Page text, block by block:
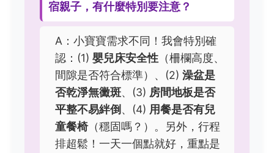
宿親子，有什麼特別要注意？
A：小寶寶需求不同！我會特別確
認：(1) 嬰兒床安全性 （柵欄高度、
間隙是否符合標準）、(2) 澡盆是
否乾淨無黴斑、(3) 房間地板是否
平整不易絆倒、(4) 用餐是否有兒
童餐椅（穩固嗎？）。另外，行程
排超鬆！一天一個點就好，重點是